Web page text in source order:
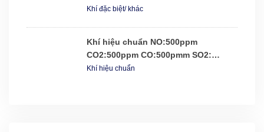
Khí đặc biệt/ khác
Khí hiệu chuẩn NO:500ppm
CO2:500ppm CO:500pmm SO2:
500ppm balance N2
Khí hiệu chuẩn